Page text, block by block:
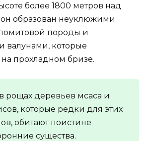
более 1800 метров над
образован неуклюжими
породы и
которые
прохладном бризе.
рощах деревьев мсаса и
которые редки для этих
обитают поистине
существа.